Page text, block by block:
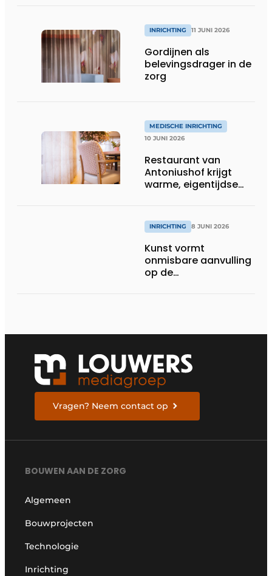
INRICHTING 11 JUNI 2026
Gordijnen als
belevingsdrager in de
zorg
MEDISCHE INRICHTING
10 JUNI 2026
Restaurant van
Antoniushof krijgt
warme, eigentijdse
INRICHTING 8 JUNI 2026
Kunst vormt
onmisbare aanvulling
op de
Vragen? Neem contact op
BOUWEN AAN DE ZORG
Algemeen
Bouwprojecten
Technologie
Inrichting